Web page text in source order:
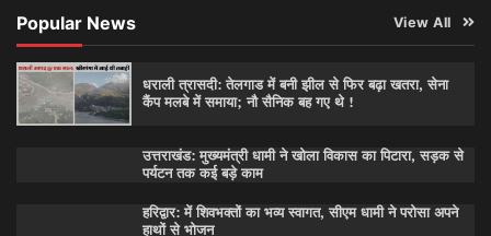
Popular News View All
धराली त्रासदी: तेलगाड में बनी झील से फिर बढ़ा खतरा, सेना
कैंप मलबे में समाया; नौ सैनिक बह गए थे !
उत्तराखंड: मुख्यमंत्री धामी ने खोला विकास का पिटारा, सड़क से
पर्यटन तक कई बड़े काम
हरिद्वार: में शिवभक्तों का भव्य स्वागत, सीएम धामी ने परोसा अपने
हाथों से भोजन